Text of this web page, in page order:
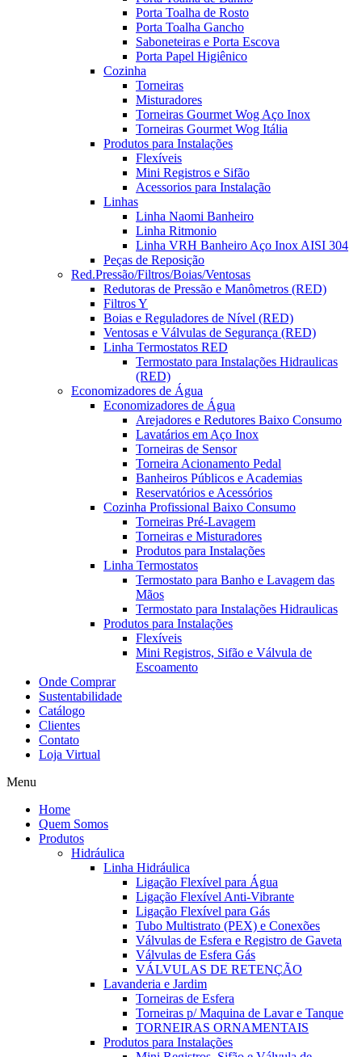
Porta Toalha de Rosto
Porta Toalha Gancho
Saboneteiras e Porta Escova
Porta Papel Higiênico
Cozinha
Torneiras
Misturadores
Torneiras Gourmet Wog Aço Inox
Torneiras Gourmet Wog Itália
Produtos para Instalações
Flexíveis
Mini Registros e Sifão
Acessorios para Instalação
Linhas
Linha Naomi Banheiro
Linha Ritmonio
Linha VRH Banheiro Aço Inox AISI 304
Peças de Reposição
Red.Pressão/Filtros/Boias/Ventosas
Redutoras de Pressão e Manômetros (RED)
Filtros Y
Boias e Reguladores de Nível (RED)
Ventosas e Válvulas de Segurança (RED)
Linha Termostatos RED
Termostato para Instalações Hidraulicas
(RED)
Economizadores de Água
Economizadores de Água
Arejadores e Redutores Baixo Consumo
Lavatários em Aço Inox
Torneiras de Sensor
Torneira Acionamento Pedal
Banheiros Públicos e Academias
Reservatórios e Acessórios
Cozinha Profissional Baixo Consumo
Torneiras Pré-Lavagem
Torneiras e Misturadores
Produtos para Instalações
Linha Termostatos
Termostato para Banho e Lavagem das
Mãos
Termostato para Instalações Hidraulicas
Produtos para Instalações
Flexíveis
Mini Registros, Sifão e Válvula de
Escoamento
Onde Comprar
Sustentabilidade
Catálogo
Clientes
Contato
Loja Virtual
Menu
Home
Quem Somos
Produtos
Hidráulica
Linha Hidráulica
Ligação Flexível para Água
Ligação Flexível Anti-Vibrante
Ligação Flexível para Gás
Tubo Multistrato (PEX) e Conexões
Válvulas de Esfera e Registro de Gaveta
Válvulas de Esfera Gás
VÁLVULAS DE RETENÇÃO
Lavanderia e Jardim
Torneiras de Esfera
Torneiras p/ Maquina de Lavar e Tanque
TORNEIRAS ORNAMENTAIS
Produtos para Instalações